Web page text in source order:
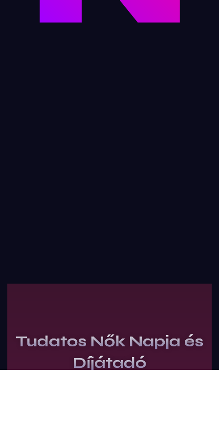
Tudatos Nők Napja és
Díjátadó